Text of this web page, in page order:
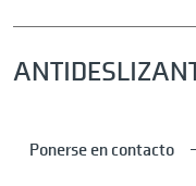
Ponerse en contacto